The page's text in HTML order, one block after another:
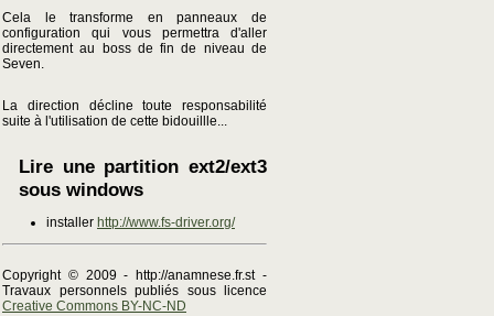
Cela le transforme en panneaux de
configuration qui vous permettra d'aller
directement au boss de fin de niveau de
Seven.
La direction décline toute responsabilité
suite à l'utilisation de cette bidouillle...
Lire une partition ext2/ext3
sous windows
installer http://www.fs-driver.org/
Copyright © 2009 - http://anamnese.fr.st -
Travaux personnels publiés sous licence
Creative Commons BY-NC-ND